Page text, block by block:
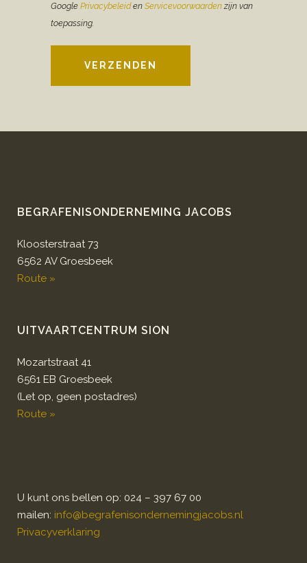
Google Privacybeleiden Servicevoorwaardenzijn van
toepassing.
VERZENDEN
BEGRAFENISONDERNEMING JACOBS
Kloosterstraat 73
6562 AV Groesbeek
Route »
UITVAARTCENTRUM SION
Mozartstraat 41
6561 EB Groesbeek
(Let op, geen postadres)
Route »
U kunt ons bellen op: 024 – 397 67 00
mailen: info@begrafenisondernemingjacobs.nl
Privacyverklaring